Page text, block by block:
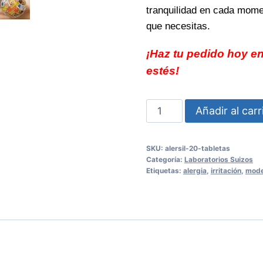
tranquilidad en cada
que necesitas.
¡Haz tu pedido hoy
estés!
ALERSIL
20
Respira
mejor
cantidad
Añadir al
SKU: alersil-20-tabletas
Categoría: Laboratorios Suizos
Etiquetas: alergia, irritación,